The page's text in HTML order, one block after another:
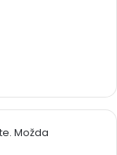
Možda